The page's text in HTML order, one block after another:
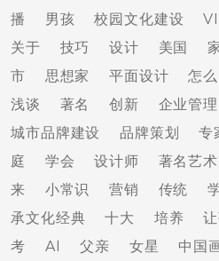
播
男孩 校园文化建设
关于
技巧 设计 美国
市
思想家 平面设计 怎
浅谈
著名 创新 企业管理
城市品牌建设
品牌策划 专
庭
学会 设计师 著名艺
来
小常识 营销 传统
承文化经典
十大 培养
考
AI 父亲 女星 中国